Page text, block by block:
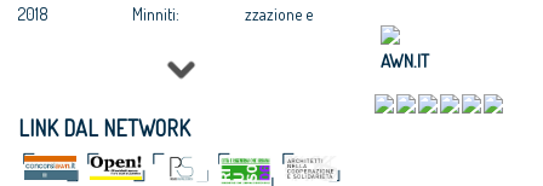
ragazzi per la
EDIZIONE /
L’architettura
scuola
2018
luglio 2018
VIII Congresso
CNAPPC 2018.
Minniti:
condividere:
integrate per le
città»
Equo
zzazione e
legge per
LINK DAL NETWORK
AWN.IT